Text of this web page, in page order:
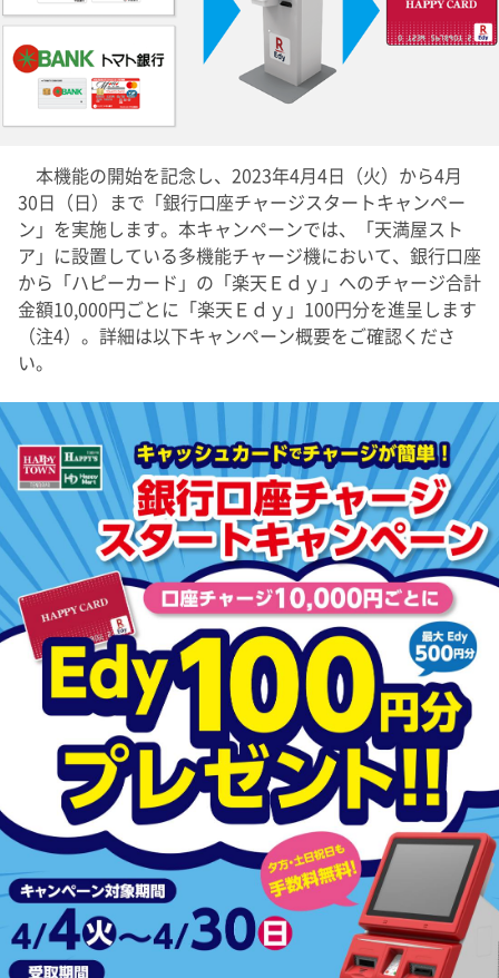
本機能の開始を記念し、2023年4月4日（火）から4月
30日（日）まで「銀行口座チャージスタートキャンペー
ン」を実施します。本キャンペーンでは、「天満屋スト
ア」に設置している多機能チャージ機において、銀行口座
から「ハピーカード」の「楽天Ｅｄｙ」へのチャージ合計
金額10,000円ごとに「楽天Ｅｄｙ」100円分を進呈します
（注4）。詳細は以下キャンペーン概要をご確認くださ
い。